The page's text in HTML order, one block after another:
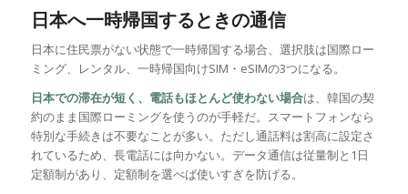
日本へ一時帰国するときの通信
日本に住民票がない状態で一時帰国する場合、選択肢は国際ロー
ミング、レンタル、一時帰国向けSIM・eSIMの3つになる。
日本での滞在が短く、電話もほとんど使わない場合は、韓国の契
約のまま国際ローミングを使うのが手軽だ。スマートフォンなら
特別な手続きは不要なことが多い。ただし通話料は割高に設定さ
れているため、長電話には向かない。データ通信は従量制と1日
定額制があり、定額制を選べば使いすぎを防げる。